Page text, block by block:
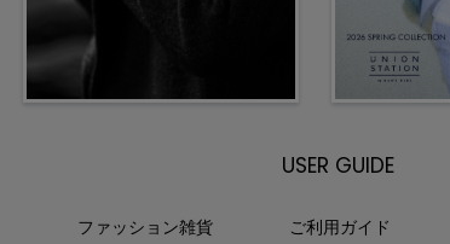
ファッション雑貨
USER GUIDE
ご利用ガイド